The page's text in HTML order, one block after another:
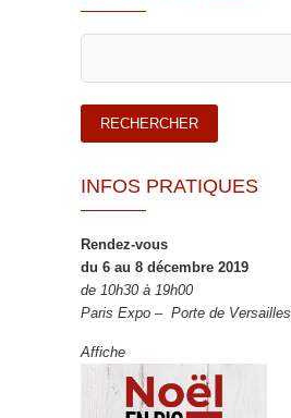
INFOS PRATIQUES
Rendez-vous
du 6 au 8 décembre 2019
de 10h30 à 19h00
Paris Expo – Porte de Versailles
Affiche